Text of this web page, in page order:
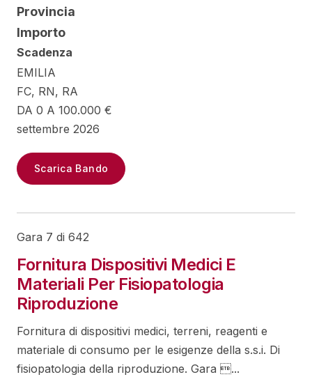
Provincia
Importo
Scadenza
EMILIA
FC, RN, RA
DA 0 A 100.000 €
settembre 2026
Scarica Bando
Gara 7 di 642
Fornitura Dispositivi Medici E
Materiali Per Fisiopatologia
Riproduzione
Fornitura di dispositivi medici, terreni, reagenti e
materiale di consumo per le esigenze della s.s.i. Di
fisiopatologia della riproduzione. Gara ...